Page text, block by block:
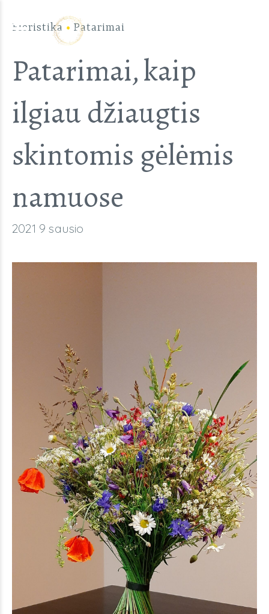
Floristika Patarimai
Patarimai, kaip
ilgiau džiaugtis
skintomis gėlėmis
namuose
2021 9 sausio